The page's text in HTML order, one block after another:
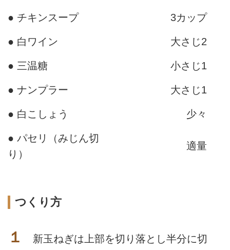
● チキンスープ 3カップ
● 白ワイン 大さじ2
● 三温糖 小さじ1
● ナンプラー 大さじ1
● 白こしょう 少々
● パセリ（みじん切
り）
適量
つくり方
１
新玉ねぎは上部を切り落とし半分に切